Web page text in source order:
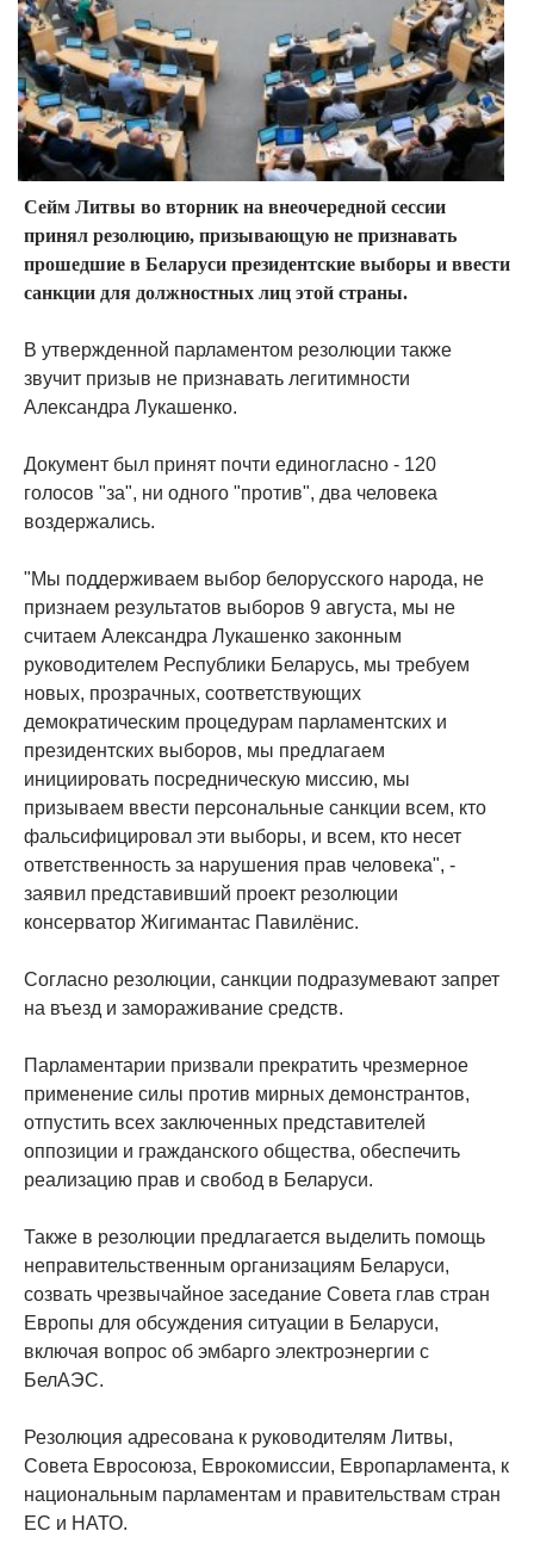
Сейм Литвы во вторник на внеочередной сессии
принял резолюцию, призывающую не признавать
прошедшие в Беларуси президентские выборы и ввести
санкции для должностных лиц этой страны.
В утвержденной парламентом резолюции также
звучит призыв не признавать легитимности
Александра Лукашенко.
Документ был принят почти единогласно - 120
голосов "за", ни одного "против", два человека
воздержались.
"Мы поддерживаем выбор белорусского народа, не
признаем результатов выборов 9 августа, мы не
считаем Александра Лукашенко законным
руководителем Республики Беларусь, мы требуем
новых, прозрачных, соответствующих
демократическим процедурам парламентских и
президентских выборов, мы предлагаем
инициировать посредническую миссию, мы
призываем ввести персональные санкции всем, кто
фальсифицировал эти выборы, и всем, кто несет
ответственность за нарушения прав человека", -
заявил представивший проект резолюции
консерватор Жигимантас Павилёнис.
Согласно резолюции, санкции подразумевают запрет
на въезд и замораживание средств.
Парламентарии призвали прекратить чрезмерное
применение силы против мирных демонстрантов,
отпустить всех заключенных представителей
оппозиции и гражданского общества, обеспечить
реализацию прав и свобод в Беларуси.
Также в резолюции предлагается выделить помощь
неправительственным организациям Беларуси,
созвать чрезвычайное заседание Совета глав стран
Европы для обсуждения ситуации в Беларуси,
включая вопрос об эмбарго электроэнергии с
БелАЭС.
Резолюция адресована к руководителям Литвы,
Совета Евросоюза, Еврокомиссии, Европарламента, к
национальным парламентам и правительствам стран
ЕС и НАТО.